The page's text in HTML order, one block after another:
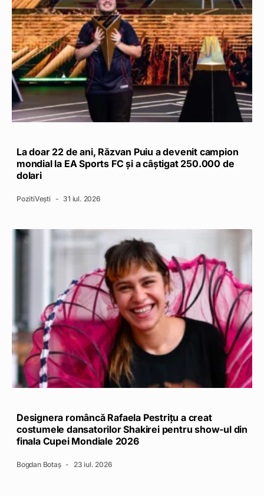
La doar 22 de ani, Răzvan Puiu a devenit campion
mondial la EA Sports FC și a câștigat 250.000 de
dolari
PozitiVești 31 iul. 2026
Designera româncă Rafaela Pestrițu a creat
costumele dansatorilor Shakirei pentru show-ul din
finala Cupei Mondiale 2026
Bogdan Botaș 23 iul. 2026